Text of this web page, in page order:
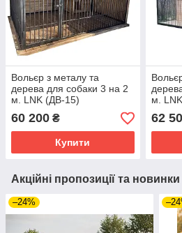
Вольєр з металу та
дерева для собаки 3 на 2
м. LNK (ДВ-15)
60 200 ₴
Купити
м.
62
Акційні пропозиції та новинки
–24%